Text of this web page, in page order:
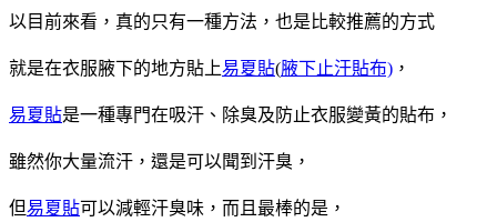
以目前來看，真的只有一種方法，也是比較推薦的方式
就是在衣服腋下的地方貼上易夏貼(腋下止汗貼布) ，
易夏貼是一種專門在吸汗、除臭及防止衣服變黃的貼布，
雖然你大量流汗，還是可以聞到汗臭，
但易夏貼可以減輕汗臭味，而且最棒的是，